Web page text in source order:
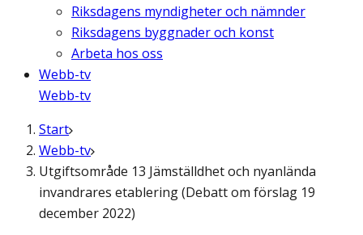
Riksdagens myndigheter och nämnder
Riksdagens byggnader och konst
Arbeta hos oss
Webb-tv
Webb-tv
Start
Webb-tv
Utgiftsområde 13 Jämställdhet och nyanlända
invandrares etablering (Debatt om förslag 19
december 2022)